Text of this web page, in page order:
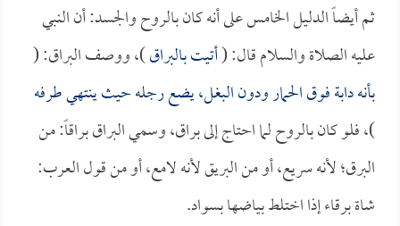
ثم أيضاً الدليل الخامس على أنه كان بالروح والجسد: أن النبي
عليه الصلاة والسلام قال: (أتيت بالبراق)، ووصف البراق: (
بأنه دابة فوق الحمار ودون البغل، يضع رجله حيث ينتهي طرفه
)، فلو كان بالروح لما احتاج إلى براق، وسمي البراق براقاً: من
البرق؛ لأنه سريع، أو من البريق لأنه لامع، أو من قول العرب:
شاة برقاء إذا اختلط بياضها بسواد.